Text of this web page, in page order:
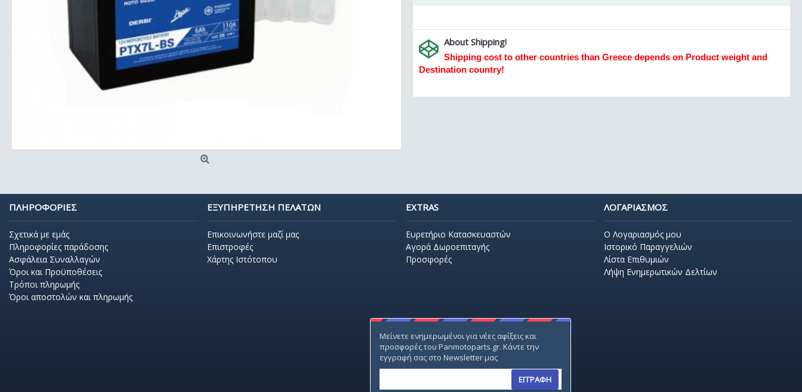
About Shipping!
Shipping cost to other countries than Greece depends on Product weight and
Destination country!
ΠΛΗΡΟΦΟΡΙΕΣ
Σχετικά με εμάς
Πληροφορίες παράδοσης
Ασφάλεια Συναλλαγών
Όροι και Προϋποθέσεις
Τρόποι πληρωμής
Όροι αποστολών και πληρωμής
ΕΞΥΠΗΡΕΤΗΣΗ ΠΕΛΑΤΩΝ
Επικοινωνήστε μαζί μας
Επιστροφές
Χάρτης Ιστότοπου
EXTRAS
Ευρετήριο Κατασκευαστών
Αγορά Δωροεπιταγής
Προσφορές
ΛΟΓΑΡΙΑΣΜΟΣ
O Λογαριασμός μου
Ιστορικό Παραγγελιών
Λίστα Επιθυμιών
Λήψη Ενημερωτικών Δελτίων
Μείνετε ενημερωμένοι για νέες αφίξεις και
προσφορές του Panmotoparts.gr. Κάντε την
εγγραφή σας στο Newsletter μας
ΕΓΓΡΑΦΗ